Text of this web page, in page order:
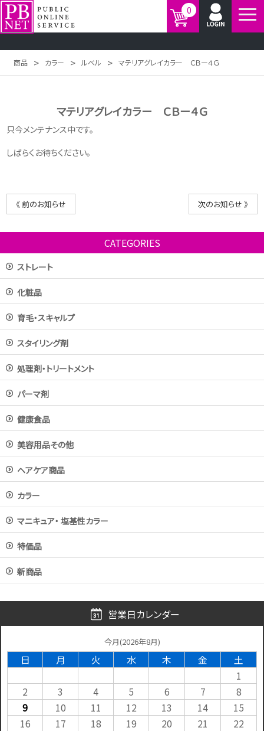
0
商品 > カラー > ルベル > マテリアグレイカラー ＣＢー４Ｇ
マテリアグレイカラー ＣＢー４Ｇ
只今メンテナンス中です。
しばらくお待ちください。
《 前のお知らせ 次のお知らせ 》
CATEGORIES
ストレート
化粧品
育毛・スキャルプ
スタイリング剤
処理剤・トリートメント
パーマ剤
健康食品
美容用品その他
ヘアケア商品
カラー
マニキュア・ 塩基性カラー
特価品
新商品
営業日カレンダー
今月(2026年8月)
日 月 火 水 木 金
土
1
2
3 4 5 6 7
8
9
10 11 12 13 14
15
16
17 18 19 20 21
22